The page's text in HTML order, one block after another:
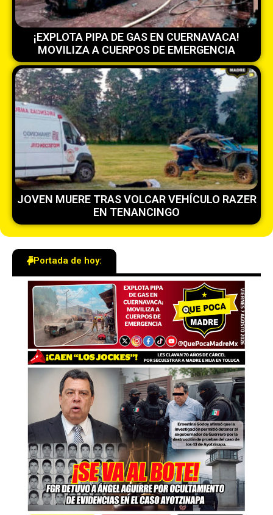
¡EXPLOTA PIPA DE GAS EN CUERNAVACA!
MOVILIZA A CUERPOS DE EMERGENCIA
JOVEN MUERE TRAS VOLCAR VEHÍCULO RAZER
EN TENANCINGO
Portada de hoy: